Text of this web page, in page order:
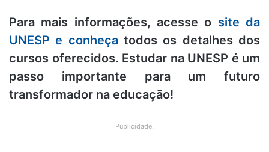
Para mais informações, acesse o site da
UNESP e conheçatodos os detalhes dos
cursos oferecidos. Estudar na UNESP é um
passo importante para um futuro
transformador na educação!
Publicidade!